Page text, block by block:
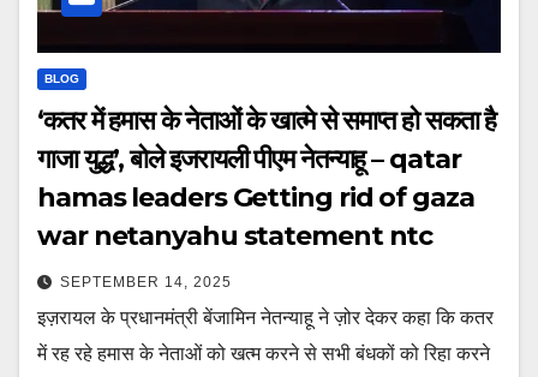
BLOG
‘कतर में हमास के नेताओं के खात्मे से समाप्त हो सकता है
गाजा युद्ध’, बोले इजरायली पीएम नेतन्याहू – qatar
hamas leaders Getting rid of gaza
war netanyahu statement ntc
SEPTEMBER 14, 2025
इज़रायल के प्रधानमंत्री बेंजामिन नेतन्याहू ने ज़ोर देकर कहा कि कतर
में रह रहे हमास के नेताओं को खत्म करने से सभी बंधकों को रिहा करने